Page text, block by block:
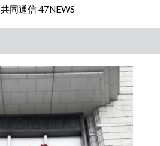
共同通信 47NEWS